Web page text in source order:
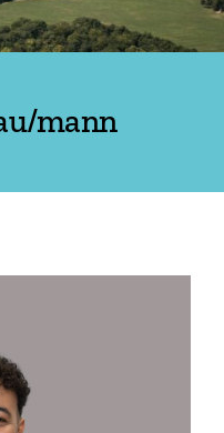
mann